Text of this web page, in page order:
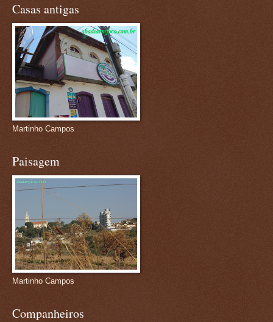
Casas antigas
Martinho Campos
Paisagem
Martinho Campos
Companheiros